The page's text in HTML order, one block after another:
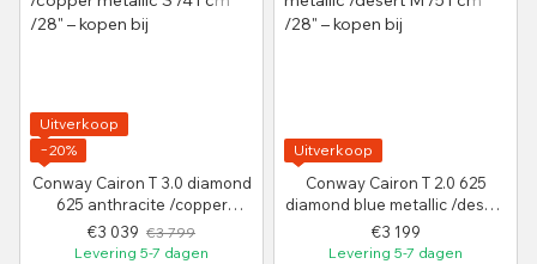
Uitverkoop
−20%
Conway Cairon T 3.0 diamond
625 anthracite /copper
metallic S /41 cm /28"
€3 039 €3 799
Levering 5-7 dagen
Uitverkoop
Conway Cairon T 2.0 625
diamond blue metallic /desert
M /51 cm /28"
€3 199
Levering 5-7 dagen